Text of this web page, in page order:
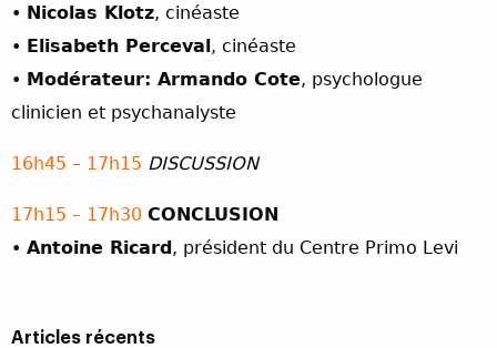
• Nicolas Klotz, cinéaste
• Elisabeth Perceval, cinéaste
• Modérateur: Armando Cote, psychologue
clinicien et psychanalyste
16h45 – 17h15 DISCUSSION
17h15 – 17h30 CONCLUSION
• Antoine Ricard, président du Centre Primo Levi
Articles récents